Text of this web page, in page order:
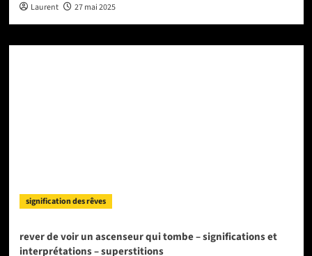
Laurent 27 mai 2025
signification des rêves
rever de voir un ascenseur qui tombe – significations et
interprétations – superstitions